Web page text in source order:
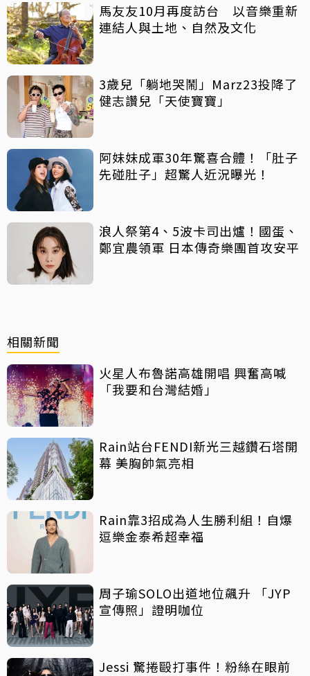
馬友友10月再度訪台 以音樂重新
連結人與土地、自然及文化
3歲兒「躺地哭鬧」Marz23投降了
健志讚兒「天使寶寶」
阿妹妹成軍30年驚喜合體！「肚子
先碰肚子」超驚人近況曝光！
浪人祭第4、5波卡司出爐！國蛋、
鄭宜農領軍 日本傳奇樂團首攻安平
相關新聞
火星人布魯諾高雄開唱 興奮高喊
「我要和台灣結婚」
Rain站台FENDI新光三越鑽石塔開
幕 美胸帥氣亮相
Rain靠3招成為人生勝利組！自爆
逗樂金泰希超幸福
周子瑜SOLO出道地位飆升 「JYP
宣傳照」證明咖位
Jessi 驚捲毆打事件！粉絲在眼前